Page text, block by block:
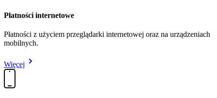
Płatności internetowe
Płatności z użyciem przeglądarki internetowej oraz na urządzeniach
mobilnych.
Więcej